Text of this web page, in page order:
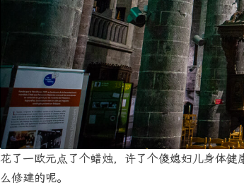
花了一欧元点了个蜡烛，许了个傻媳妇儿身体
么修建的呢。